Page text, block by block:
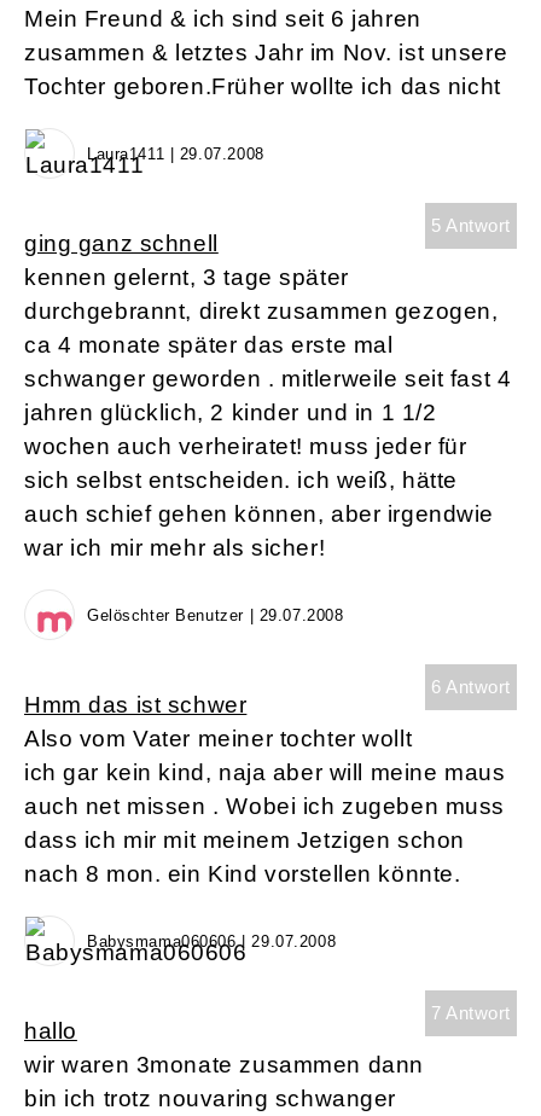
Mein Freund & ich sind seit 6 jahren
zusammen & letztes Jahr im Nov. ist unsere
Tochter geboren.Früher wollte ich das nicht
Laura1411 | 29.07.2008
5 Antwort
ging ganz schnell
kennen gelernt, 3 tage später
durchgebrannt, direkt zusammen gezogen,
ca 4 monate später das erste mal
schwanger geworden . mitlerweile seit fast 4
jahren glücklich, 2 kinder und in 1 1/2
wochen auch verheiratet! muss jeder für
sich selbst entscheiden. ich weiß, hätte
auch schief gehen können, aber irgendwie
war ich mir mehr als sicher!
Gelöschter Benutzer | 29.07.2008
6 Antwort
Hmm das ist schwer
Also vom Vater meiner tochter wollt
ich gar kein kind, naja aber will meine maus
auch net missen . Wobei ich zugeben muss
dass ich mir mit meinem Jetzigen schon
nach 8 mon. ein Kind vorstellen könnte.
Babysmama060606 | 29.07.2008
7 Antwort
hallo
wir waren 3monate zusammen dann
bin ich trotz nouvaring schwanger